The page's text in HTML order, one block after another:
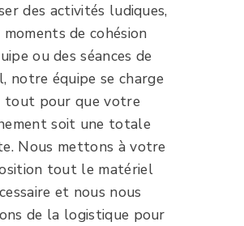
des activités ludiques,
moments de cohésion
ou des séances de
notre équipe se charge
tout pour que votre
soit une totale
Nous mettons à votre
tout le matériel
et nous nous
de la logistique pour